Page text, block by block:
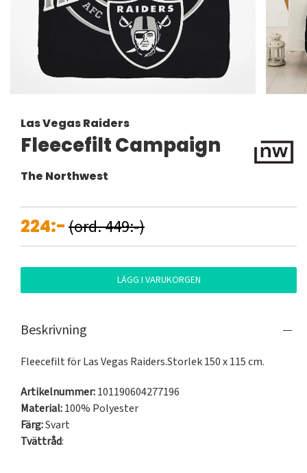
Las Vegas Raiders
Fleecefilt Campaign
The Northwest
224:-(ord. 449:-)
LÄGG I VARUKORGEN
Beskrivning
Fleecefilt för Las Vegas Raiders.Storlek 150 x 115 cm.
Artikelnummer:101190604277196
Material:100% Polyester
Färg:Svart
Tvättråd: